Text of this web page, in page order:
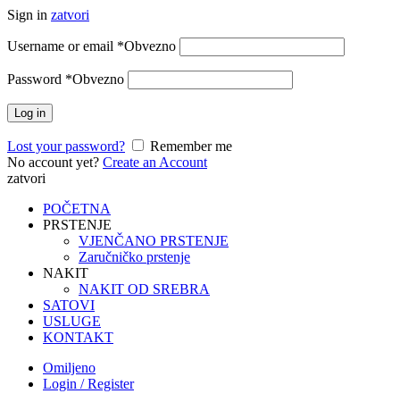
Sign in zatvori
Username or email *Obvezno
Password *Obvezno
Log in
Lost your password?
Remember me
No account yet? Create an Account
zatvori
POČETNA
PRSTENJE
VJENČANO PRSTENJE
Zaručničko prstenje
NAKIT
NAKIT OD SREBRA
SATOVI
USLUGE
KONTAKT
Omiljeno
Login / Register